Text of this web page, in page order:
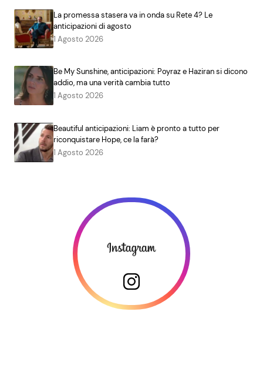
La promessa stasera va in onda su Rete 4? Le
anticipazioni di agosto
1 Agosto 2026
Be My Sunshine, anticipazioni: Poyraz e Haziran si dicono
addio, ma una verità cambia tutto
1 Agosto 2026
Beautiful anticipazioni: Liam è pronto a tutto per
riconquistare Hope, ce la farà?
1 Agosto 2026